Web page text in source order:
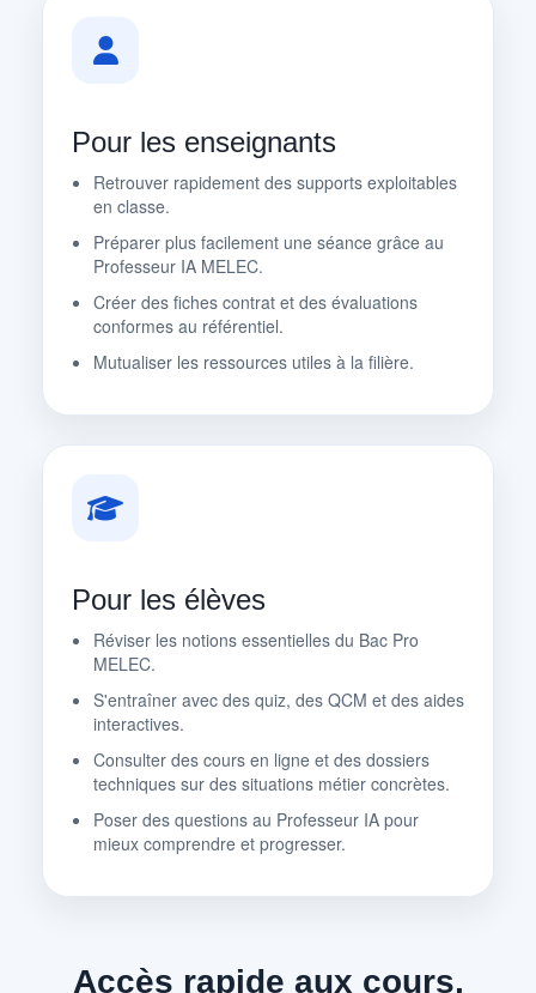
Pour les enseignants
Retrouver rapidement des supports exploitables
en classe.
Préparer plus facilement une séance grâce au
Professeur IA MELEC.
Créer des fiches contrat et des évaluations
conformes au référentiel.
Mutualiser les ressources utiles à la filière.
Pour les élèves
Réviser les notions essentielles du Bac Pro
MELEC.
S'entraîner avec des quiz, des QCM et des aides
interactives.
Consulter des cours en ligne et des dossiers
techniques sur des situations métier concrètes.
Poser des questions au Professeur IA pour
mieux comprendre et progresser.
Accès rapide aux cours,